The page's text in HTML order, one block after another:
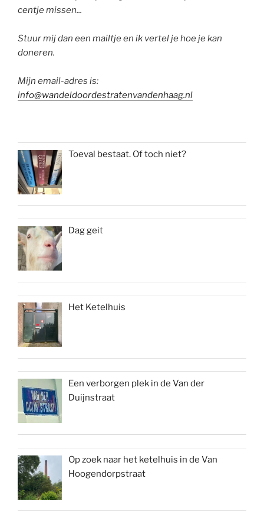
centje missen...
Stuur mij dan een mailtje en ik vertel je hoe je kan
doneren.
Mijn email-adres is:
info@wandeldoordestratenvandenhaag.nl
Toeval bestaat. Of toch niet?
Dag geit
Het Ketelhuis
Een verborgen plek in de Van der
Duijnstraat
Op zoek naar het ketelhuis in de Van
Hoogendorpstraat